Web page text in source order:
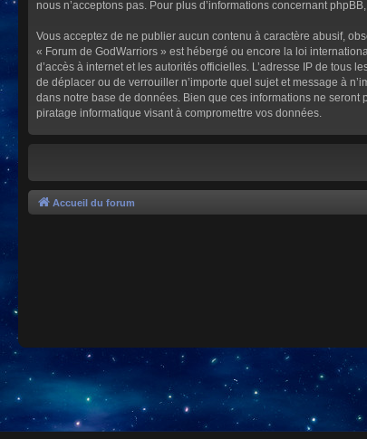
nous n’acceptons pas. Pour plus d’informations concernant
Vous acceptez de ne publier aucun contenu à caractère abusif,
« Forum de GodWarriors » est hébergé ou encore la loi
d’accès à internet et les autorités officielles. L’adresse IP de tous
de déplacer ou de verrouiller n’importe quel sujet et message à
dans notre base de données. Bien que ces informations ne
piratage informatique visant à compromettre vos données.
Accueil du forum